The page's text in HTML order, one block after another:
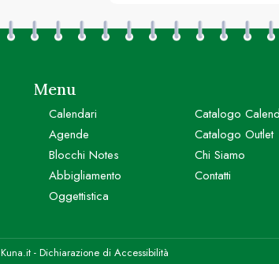
Menu
Calendari
Agende
Blocchi Notes
Abbigliamento
Oggettistica
Catalogo
Catalogo Outlet
Chi Siamo
Contatti
Kuna.it - Dichiarazione di Accessibilità